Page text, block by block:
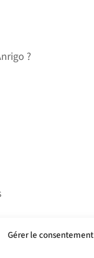
Gérer le consentement
?